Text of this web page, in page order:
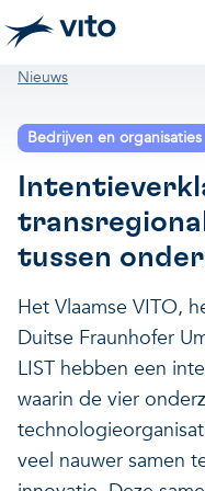
Skip to main content
Breadcrumb
Nieuws
Bedrijven en organisaties
tussen
Het Vlaamse VITO,
Duitse Fraunhofer
LIST hebben een
waarin de vier
veel nauwer samen